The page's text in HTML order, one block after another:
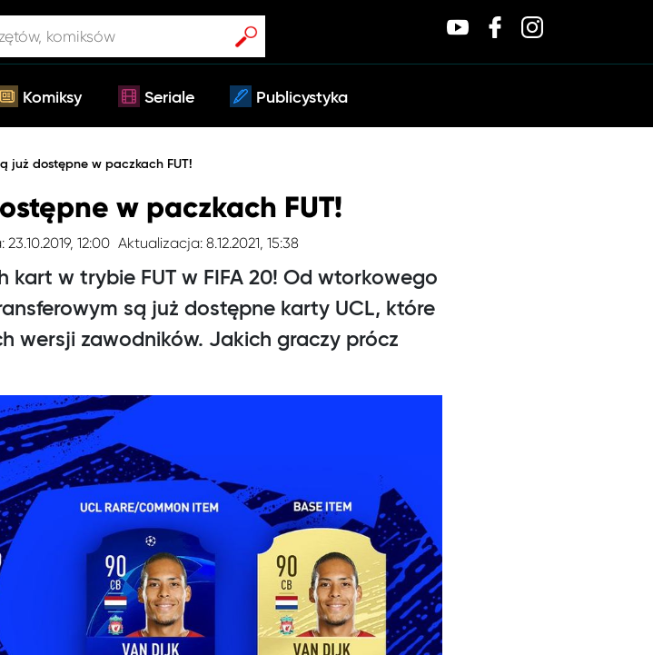
Komiksy Seriale Publicystyka
już dostępne w paczkach FUT!
w paczkach FUT!
12:00 Aktualizacja: 8.12.2021, 15:38
kart w trybie FUT w FIFA 20! Od wtorkowego
są już dostępne karty UCL, które
wersji zawodników. Jakich graczy prócz